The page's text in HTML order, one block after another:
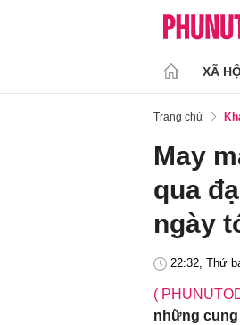
XÃ
Trang chủ
May
qua
ngày
22:32, Thứ
(
những cung